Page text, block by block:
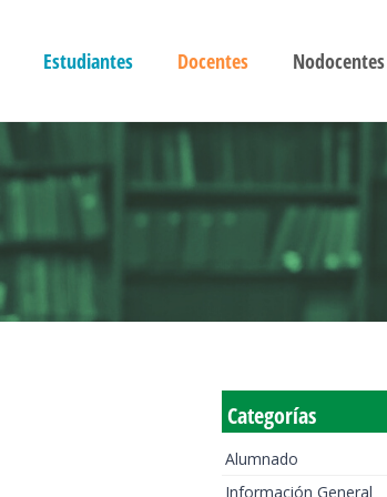
Estudiantes Docentes Nodocentes
Categorías
Alumnado
Información General